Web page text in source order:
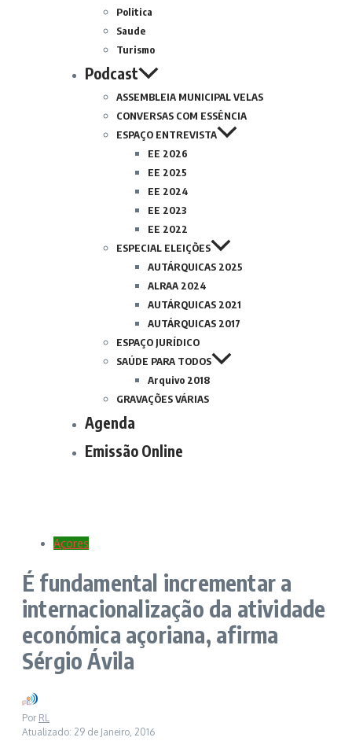
Politica
Saude
Turismo
Podcast
ASSEMBLEIA MUNICIPAL VELAS
CONVERSAS COM ESSÊNCIA
ESPAÇO ENTREVISTA
EE 2026
EE 2025
EE 2024
EE 2023
EE 2022
ESPECIAL ELEIÇÕES
AUTÁRQUICAS 2025
ALRAA 2024
AUTÁRQUICAS 2021
AUTÁRQUICAS 2017
ESPAÇO JURÍDICO
SAÚDE PARA TODOS
Arquivo 2018
GRAVAÇÕES VÁRIAS
Agenda
Emissão Online
Açores
É fundamental incrementar a
internacionalização da atividade
económica açoriana, afirma
Sérgio Ávila
Por RL
Atualizado: 29 de Janeiro, 2016